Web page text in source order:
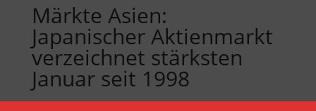
Märkte Asien:
Japanischer Aktienmarkt
verzeichnet stärksten
Januar seit 1998